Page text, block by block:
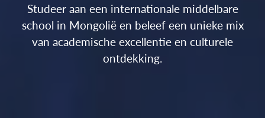
Studeer aan een internationale middelbare
school in Mongolië en beleef een unieke mix
van academische excellentie en culturele
ontdekking.